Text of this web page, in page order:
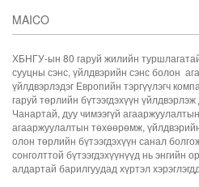
MAICO
ХБНГУ-ын 80 гаруй жилийн
сууцны сэнс, үйлдвэрийн сэнс болон
үйлдвэрлэдэг Европийн тэргүүлэгч
гаруй төрлийн бүтээгдэхүүн
Чанартай, дуу чимээгүй
агааржуулалтын төхөөрөмж,
олон төрлийн бүтээгдэхүүн санал
сонголттой бүтээгдэхүүнүүд нь энгийн
алдартай барилгуудад хүртэл